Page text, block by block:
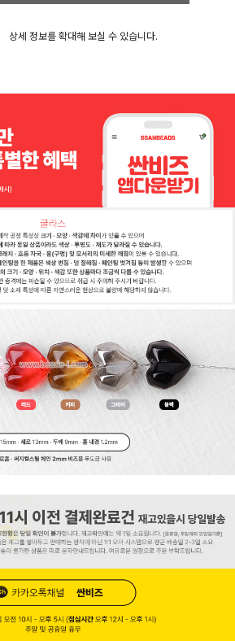
상세 정보를 확대해 보실 수 있습니다.